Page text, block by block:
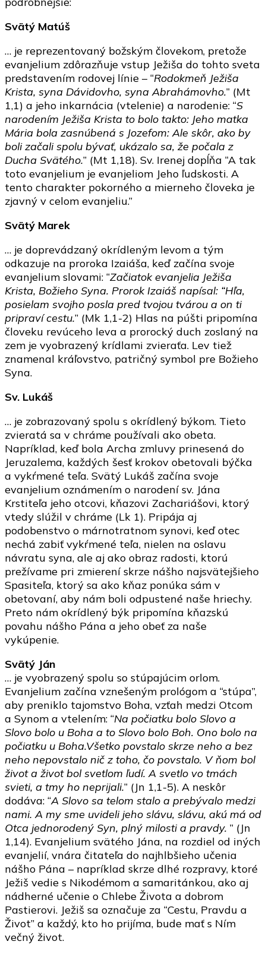
Svätý Matúš
… je reprezentovaný božským človekom, pretože
evanjelium zdôrazňuje vstup Ježiša do tohto sveta
predstavením rodovej línie – “Rodokmeň Ježiša
Krista, syna Dávidovho, syna Abrahámovho.” (Mt
1,1) a jeho inkarnácia (vtelenie) a narodenie: “S
narodením Ježiša Krista to bolo takto: Jeho matka
Mária bola zasnúbená s Jozefom: Ale skôr, ako by
boli začali spolu bývať, ukázalo sa, že počala z
Ducha Svätého.” (Mt 1,18). Sv. Irenej dopĺňa “A tak
toto evanjelium je evanjeliom Jeho ľudskosti. A
tento charakter pokorného a mierneho človeka je
zjavný v celom evanjeliu.”
Svätý Marek
… je doprevádzaný okrídleným levom a tým
odkazuje na proroka Izaiáša, keď začína svoje
evanjelium slovami: “Začiatok evanjelia Ježiša
Krista, Božieho Syna. Prorok Izaiáš napísal: “Hľa,
posielam svojho posla pred tvojou tvárou a on ti
pripraví cestu.” (Mk 1,1-2) Hlas na púšti pripomína
človeku revúceho leva a prorocký duch zoslaný na
zem je vyobrazený krídlami zvieraťa. Lev tiež
znamenal kráľovstvo, patričný symbol pre Božieho
Syna.
Sv. Lukáš
… je zobrazovaný spolu s okrídlený býkom. Tieto
zvieratá sa v chráme používali ako obeta.
Napríklad, keď bola Archa zmluvy prinesená do
Jeruzalema, každých šesť krokov obetovali býčka
a vykŕmené teľa. Svätý Lukáš začína svoje
evanjelium oznámením o narodení sv. Jána
Krstiteľa jeho otcovi, kňazovi Zachariášovi, ktorý
vtedy slúžil v chráme (Lk 1). Pripája aj
podobenstvo o márnotratnom synovi, keď otec
nechá zabiť vykŕmené teľa, nielen na oslavu
návratu syna, ale aj ako obraz radosti, ktorú
prežívame pri zmierení skrze nášho najsvätejšieho
Spasiteľa, ktorý sa ako kňaz ponúka sám v
obetovaní, aby nám boli odpustené naše hriechy.
Preto nám okrídlený býk pripomína kňazskú
povahu nášho Pána a jeho obeť za naše
vykúpenie.
Svätý Ján
… je vyobrazený spolu so stúpajúcim orlom.
Evanjelium začína vznešeným prológom a “stúpa”,
aby preniklo tajomstvo Boha, vzťah medzi Otcom
a Synom a vtelením: “Na počiatku bolo Slovo a
Slovo bolo u Boha a to Slovo bolo Boh. Ono bolo na
počiatku u Boha.Všetko povstalo skrze neho a bez
neho nepovstalo nič z toho, čo povstalo. V ňom bol
život a život bol svetlom ľudí. A svetlo vo tmách
svieti, a tmy ho neprijali.” (Jn 1,1-5). A neskôr
dodáva: “A Slovo sa telom stalo a prebývalo medzi
nami. A my sme uvideli jeho slávu, slávu, akú má od
Otca jednorodený Syn, plný milosti a pravdy. ” (Jn
1,14). Evanjelium svätého Jána, na rozdiel od iných
evanjelií, vnára čitateľa do najhlbšieho učenia
nášho Pána – napríklad skrze dlhé rozpravy, ktoré
Ježiš vedie s Nikodémom a samaritánkou, ako aj
nádherné učenie o Chlebe Života a dobrom
Pastierovi. Ježiš sa označuje za “Cestu, Pravdu a
Život” a každý, kto ho prijíma, bude mať s Ním
večný život.